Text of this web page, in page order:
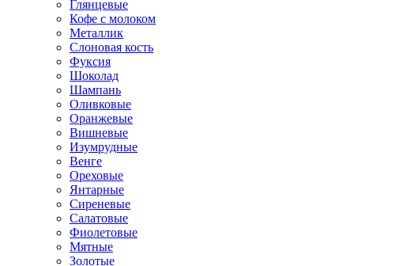
Глянцевые
Кофе с молоком
Металлик
Слоновая кость
Фуксия
Шоколад
Шампань
Оливковые
Оранжевые
Вишневые
Изумрудные
Венге
Ореховые
Янтарные
Сиреневые
Салатовые
Фиолетовые
Мятные
Золотые